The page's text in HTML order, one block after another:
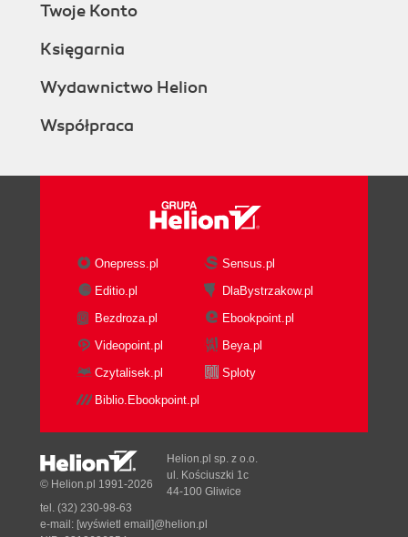
Twoje Konto
Księgarnia
Wydawnictwo Helion
Współpraca
Onepress.pl
Sensus.pl
Editio.pl
DlaBystrzakow.pl
Bezdroza.pl
Ebookpoint.pl
Videopoint.pl
Beya.pl
Czytalisek.pl
Sploty
Biblio.Ebookpoint.pl
© Helion.pl 1991-2026
Helion.pl sp. z o.o.
ul. Kościuszki 1c
44-100 Gliwice
tel. (32) 230-98-63
e-mail: [wyświetl email]@helion.pl